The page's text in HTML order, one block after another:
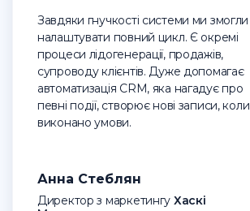
Завдяки гнучкості системи ми змогли
налаштувати повний цикл. Є окремі
процеси лідогенерації, продажів,
супроводу клієнтів. Дуже допомагає
автоматизація CRM, яка нагадує про
певні події, створює нові записи, коли
виконано умови.
Анна Стеблян
Директор з маркетингу Хаскі